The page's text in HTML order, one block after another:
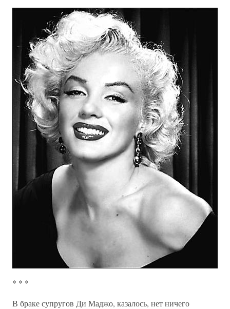
* * *
В браке супругов Ди Маджо, казалось, нет ничего